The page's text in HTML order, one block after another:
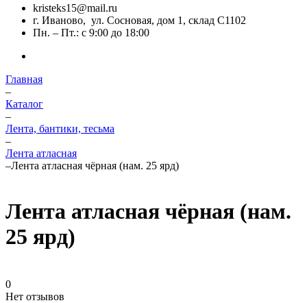
kristeks15@mail.ru
г. Иваново, ул. Сосновая, дом 1, склад С1102
Пн. – Пт.: с 9:00 до 18:00
Главная
–
Каталог
–
Лента, бантики, тесьма
–
Лента атласная
–Лента атласная чёрная (нам. 25 ярд)
Лента атласная чёрная (нам.
25 ярд)
0
Нет отзывов